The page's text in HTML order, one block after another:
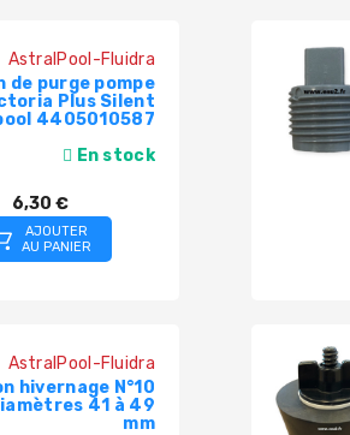
AstralPool-Fluidra
de purge pompe
Plus Silent
4405010587
En stock
6,30 €
AJOUTER
AU PANIER
AstralPool-Fluidra
hivernage N°10
41 à 49
mm